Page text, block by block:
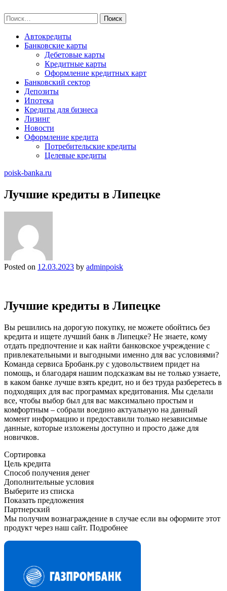
to
content
Найти:
Автокредиты
Банковские карты
Дебетовые карты
Кредитные карты
Оформление кредитных карт
Банковский сектор
Депозиты
Ипотека
Кредиты для бизнеса
Лизинг
Новости
Оформление кредита
Потребительские кредиты
Целевые кредиты
poisk-banka.ru
Лучшие кредиты в Липецке
Posted on 12.03.2023 by adminpoisk
Лучшие кредиты в Липецке
Вы решились на дорогую покупку, не можете обойтись без
кредита и ищете лучший банк в Липецке? Не знаете, кому
отдать предпочтение и как найти банковское учреждение с
привлекательными и выгодными именно для вас условиями?
Команда сервиса Бробанк.ру с удовольствием придет на
помощь, и благодаря нашим подсказкам вы не только узнаете,
в каком банке лучше взять кредит, но и без труда разберетесь в
подходящих для вас программах кредитования. Мы сделали
все, чтобы выбор был для вас максимально простым и
комфортным – собрали воедино актуальную на данный
момент информацию и предоставили только независимые
данные, которые изложены доступно и просто даже для
новичков.
Сортировка
Цель кредита
Способ получения денег
Дополнительные условия
Выберите из списка
Показать предложения
Партнерский
Мы получим вознаграждение в случае если вы оформите этот
продукт через наш сайт. Подробнее